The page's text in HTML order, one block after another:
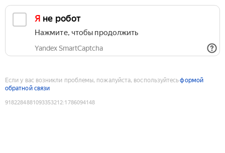
Я не робот
Нажмите, чтобы продолжить
Yandex SmartCaptcha
Если у вас возникли проблемы, пожалуйста, воспользуйтесьформой
обратной связи
9182284881093353212:1786094148